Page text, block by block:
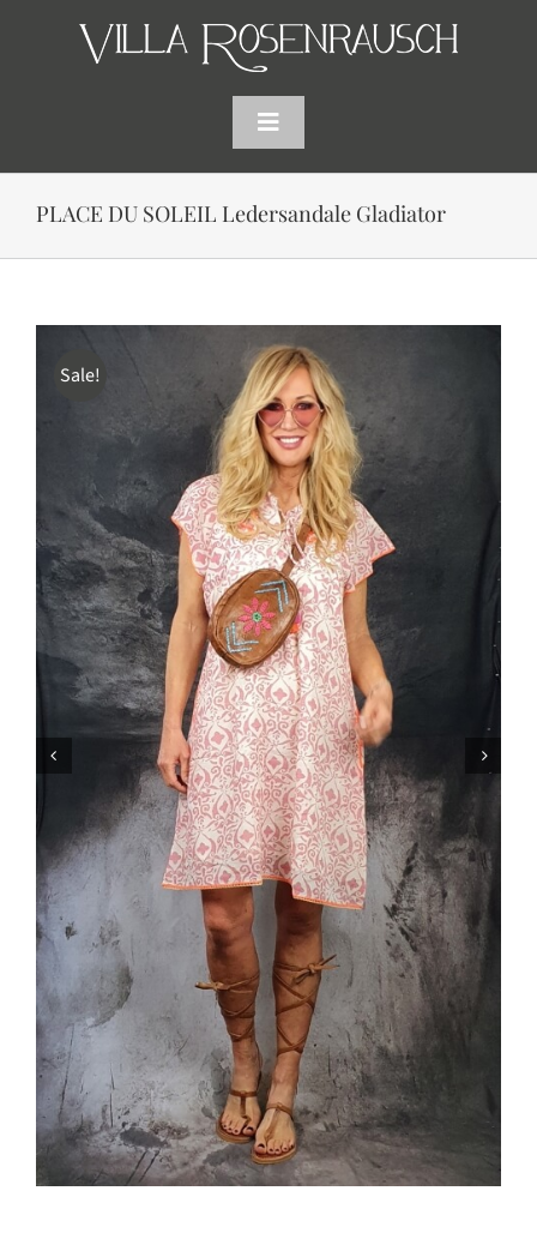
Toggle
Navigation
SHOP
WARENKORB
SUCHE
PLACE DU SOLEIL Ledersandale Gladiator
Sale!